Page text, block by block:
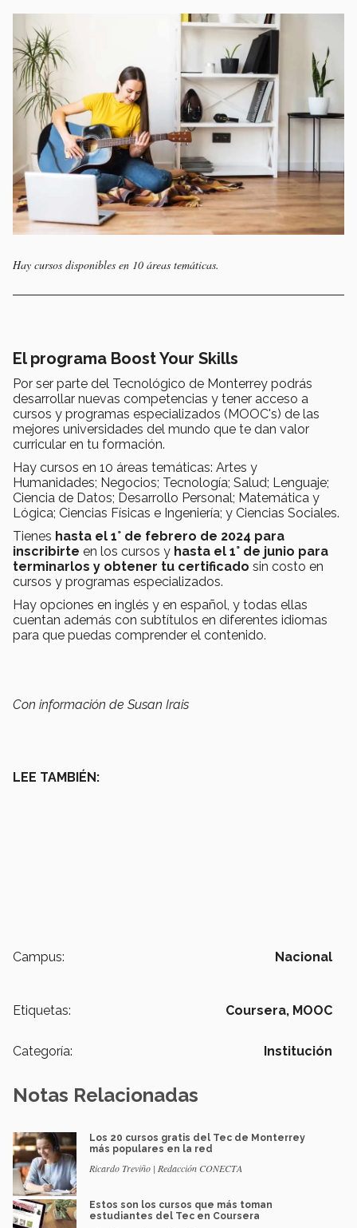
Hay cursos disponibles en 10 áreas temáticas.
El programa Boost Your Skills
Por ser parte del Tecnológico de Monterrey podrás
desarrollar nuevas competencias y tener acceso a
cursos y programas especializados (MOOC's) de las
mejores universidades del mundo que te dan valor
curricular en tu formación.
Hay cursos en 10 áreas temáticas: Artes y
Humanidades; Negocios; Tecnología; Salud; Lenguaje;
Ciencia de Datos; Desarrollo Personal; Matemática y
Lógica; Ciencias Físicas e Ingeniería; y Ciencias Sociales.
Tienes hasta el 1° de febrero de 2024 para
inscribirte en los cursos y hasta el 1° de junio para
terminarlos y obtener tu certificado sin costo en
cursos y programas especializados.
Hay opciones en inglés y en español, y todas ellas
cuentan además con subtítulos en diferentes idiomas
para que puedas comprender el contenido.
Con información de Susan Irais
LEE TAMBIÉN:
Campus: Nacional
Etiquetas: Coursera, MOOC
Categoría: Institución
Notas Relacionadas
Los 20 cursos gratis del Tec de Monterrey
más populares en la red
Ricardo Treviño | Redacción CONECTA
Estos son los cursos que más toman
estudiantes del Tec en Coursera